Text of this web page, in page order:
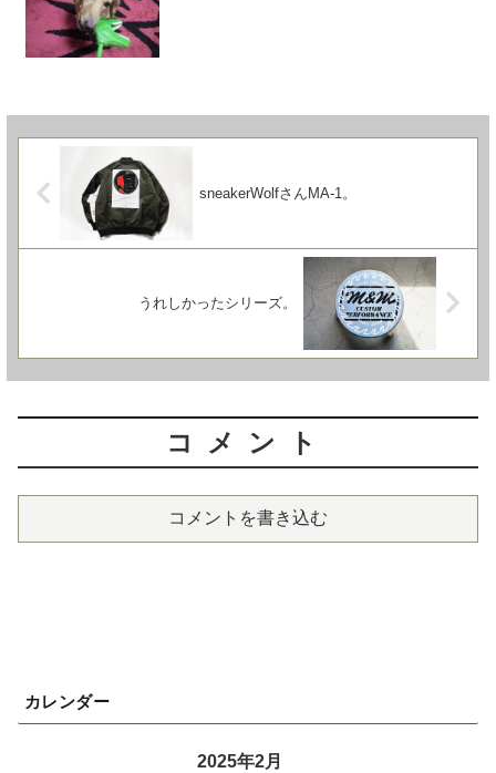
sneakerWolfさんMA-1。
うれしかったシリーズ。
コメント
コメントを書き込む
カレンダー
2025年2月